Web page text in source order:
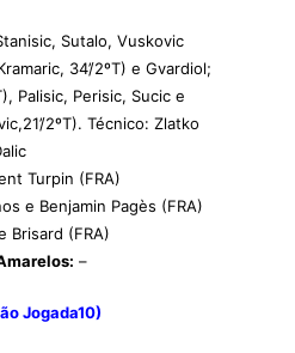
Sutalo, Vuskovic
34’/2ºT) e Gvardiol;
Palisic, Perisic, Sucic e
2ºT). Técnico: Zlatko
Turpin (FRA)
e Benjamin Pagès (FRA)
Brisard (FRA)
–
Jogada10)